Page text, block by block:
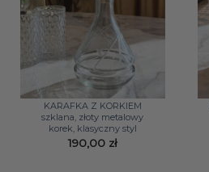
KARAFKA Z KORKIEM
szklana, złoty metalowy
korek, klasyczny styl
190,00 zł